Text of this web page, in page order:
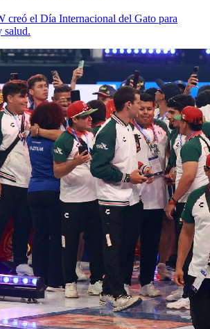
creó el Día Internacional del Gato para
salud.